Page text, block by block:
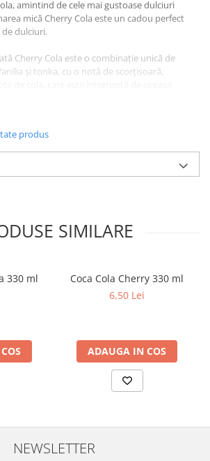
amintind de cele mai gustoase dulciuri
mică Cherry Cola este un cadou perfect
dulciuri.
Cherry Cola este o combinație unică de
și tonka, cu o notă de scorțișoară,
care îi încântă pe fanii dulciurilor.
Anason, Prună
Căpșuni
~ 20 h
produs
SIMILARE
330 ml
Coca Cola Cherry 330 ml
6,50 Lei
ADAUGA IN COS
NEWSLETTER